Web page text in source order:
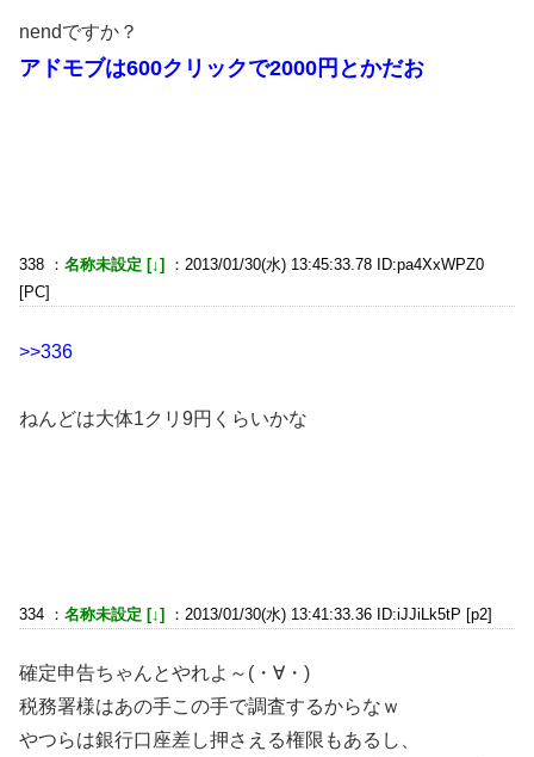
nendですか？
アドモブは600クリックで2000円とかだお
338 ： 名称未設定 [↓]
：2013/01/30(水) 13:45:33.78 ID:pa4XxWPZ0
[PC]
>>336
ねんどは大体1クリ9円くらいかな
334 ： 名称未設定 [↓] ：2013/01/30(水) 13:41:33.36 ID:iJJiLk5tP [p2]
確定申告ちゃんとやれよ～(・∀・)
税務署様はあの手この手で調査するからなｗ
やつらは銀行口座差し押さえる権限もあるし、